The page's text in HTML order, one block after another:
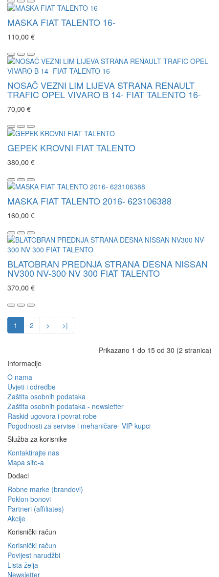
MASKA FIAT TALENTO 16-
110,00 €
NOSAČ VEZNI LIM LIJEVA STRANA RENAULT
TRAFIC OPEL VIVARO B 14- FIAT TALENTO 16-
70,00 €
GEPEK KROVNI FIAT TALENTO
380,00 €
MASKA FIAT TALENTO 2016- 623106388
160,00 €
BLATOBRAN PREDNJA STRANA DESNA NISSAN
NV300 NV-300 NV 300 FIAT TALENTO
370,00 €
1 2 > >|
Prikazano 1 do 15 od 30 (2 stranica)
Informacije
O nama
Uvjeti i odredbe
Zaštita osobnih podataka
Zaštita osobnih podataka - newsletter
Raskid ugovora i povrat robe
Pogodnosti za servise i mehaničare- VIP kupci
Služba za korisnike
Kontaktirajte nas
Mapa site-a
Dodaci
Robne marke (brandovi)
Poklon bonovi
Partneri (affiliates)
Akcije
Korisnički račun
Korisnički račun
Povijest narudžbi
Lista želja
Newsletter